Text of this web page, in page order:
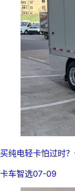
买纯电轻卡怕过时
卡车智选07-09